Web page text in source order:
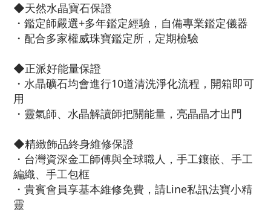
◆天然水晶寶石保證
・鑑定師嚴選+多年鑑定經驗，自備專業鑑定儀器
・配合多家權威珠寶鑑定所，定期檢驗
◆正派好能量保證
・水晶礦石均會進行10道清洗淨化流程，開箱即可
用
・靈氣師、水晶解讀師把關能量，亮晶晶才出門
◆精緻飾品終身維修保證
・台灣資深金工師傅與全球職人，手工鑲嵌、手工
編織、手工包框
・貴賓會員享基本維修免費，請Line私訊法寶小精
靈